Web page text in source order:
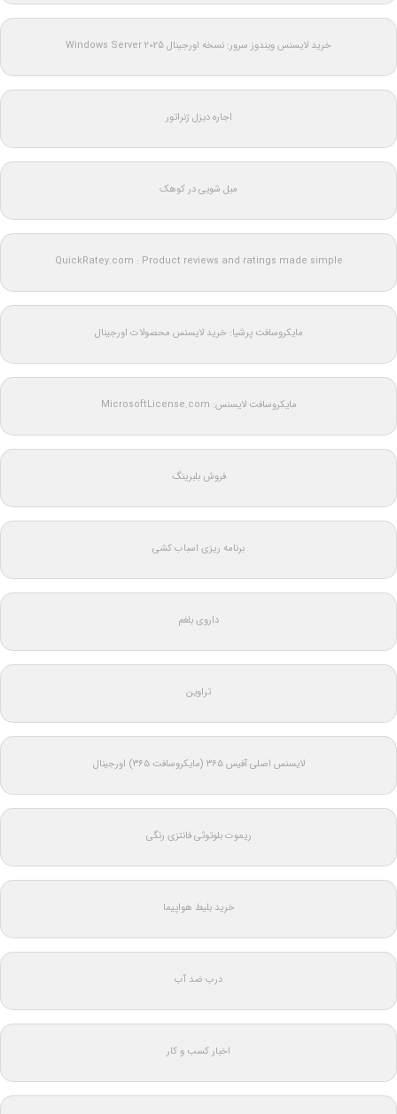
خرید لایسنس ویندوز سرور: نسخه اورجینال Windows Server 2025
اجاره دیزل ژنراتور
مبل شویی در کوهک
QuickRatey.com : Product reviews and ratings made simple
مایکروسافت پرشیا: خرید لایسنس محصولات اورجینال
مایکروسافت لایسنس: MicrosoftLicense.com
فروش بلبرینگ
برنامه ریزی اسباب کشی
داروی بلغم
تراوین
لایسنس اصلی آفیس ۳۶۵ (مایکروسافت ۳۶۵) اورجینال
ریموت بلوتوثی فانتزی رنگی
خرید بلیط هواپیما
درب ضد آب
اخبار کسب و کار